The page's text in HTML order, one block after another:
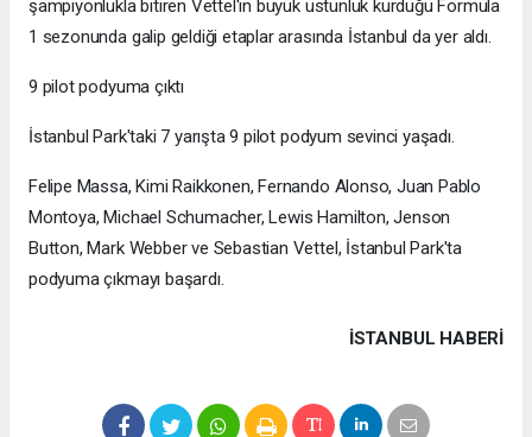
şampiyonlukla bitiren Vettel'in büyük üstünlük kurduğu Formula
1 sezonunda galip geldiği etaplar arasında İstanbul da yer aldı.
9 pilot podyuma çıktı
İstanbul Park'taki 7 yarışta 9 pilot podyum sevinci yaşadı.
Felipe Massa, Kimi Raikkonen, Fernando Alonso, Juan Pablo
Montoya, Michael Schumacher, Lewis Hamilton, Jenson
Button, Mark Webber ve Sebastian Vettel, İstanbul Park'ta
podyuma çıkmayı başardı.
İSTANBUL HABERİ